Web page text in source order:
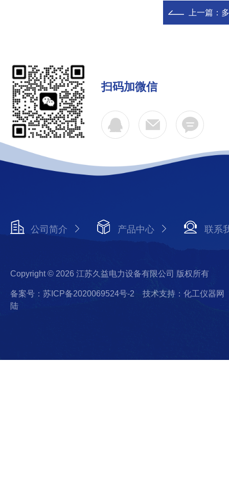
上一篇：
扫码加微信
公司简介 产品中心 联系
Copyright © 2026 江苏久益电力设备有限公司 版权所有
备案号：苏ICP备2020069524号-2
技术支持：化工仪器网
陆